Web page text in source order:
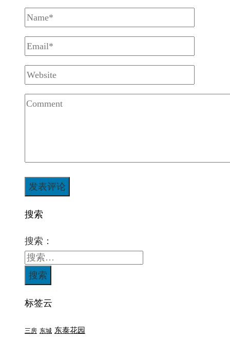
搜索
搜索：
标签云
三房 东城 东泰花园